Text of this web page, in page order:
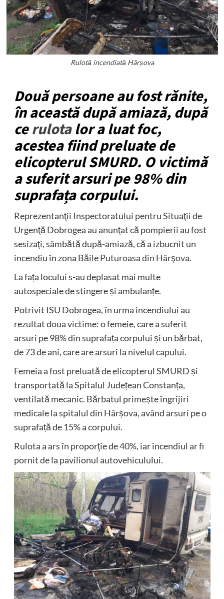
Rulotă incendiată Hârșova
Două persoane au fost rănite,
în această după amiază, după
cerulotalor a luat foc,
acestea fiind preluate de
elicopterul SMURD. O victimă
a suferit arsuri pe 98% din
suprafața corpului.
Reprezentanţii Inspectoratului pentru Situaţii de
Urgenţă Dobrogea au anunţat că pompierii au fost
sesizaţi, sâmbătă după-amiază, că a izbucnit un
incendiu în zona Băile Puturoasa din Hârşova.
La fața locului s-au deplasat mai multe
autospeciale de stingere și ambulanțe.
Potrivit ISU Dobrogea, în urma incendiului au
rezultat doua victime: o femeie, care a suferit
arsuri pe 98% din suprafața corpului și un bărbat,
de 73 de ani, care are arsuri la nivelul capului.
Femeia a fost preluată de elicopterul SMURD și
transportată la Spitalul Județean Constanța,
ventilată mecanic. Bărbatul primește îngrijiri
medicale la spitalul din Hârșova, având arsuri pe o
suprafață de 15% a corpului.
Rulota a ars în proporţie de 40%, iar incendiul ar fi
pornit de la pavilionul autovehiculului.